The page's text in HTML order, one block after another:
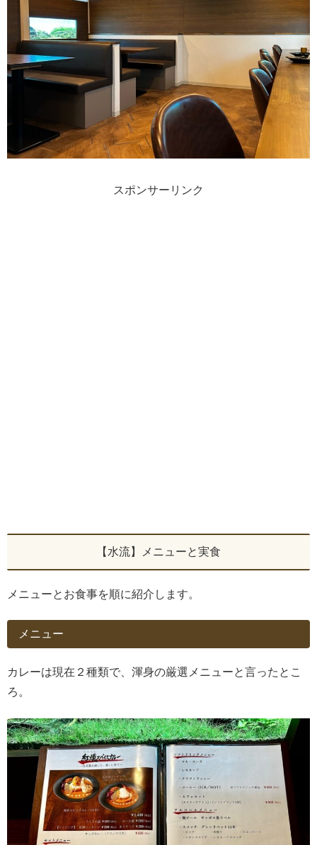
スポンサーリンク
【水流】メニューと実食
メニューとお食事を順に紹介します。
メニュー
カレーは現在２種類で、渾身の厳選メニューと言ったとこ
ろ。